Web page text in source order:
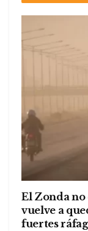
El Zonda no
vuelve a
fuertes